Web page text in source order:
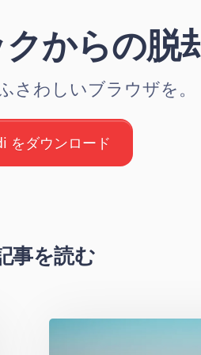
からの脱
さわしいブラウザを。
をダウンロード
事を読む